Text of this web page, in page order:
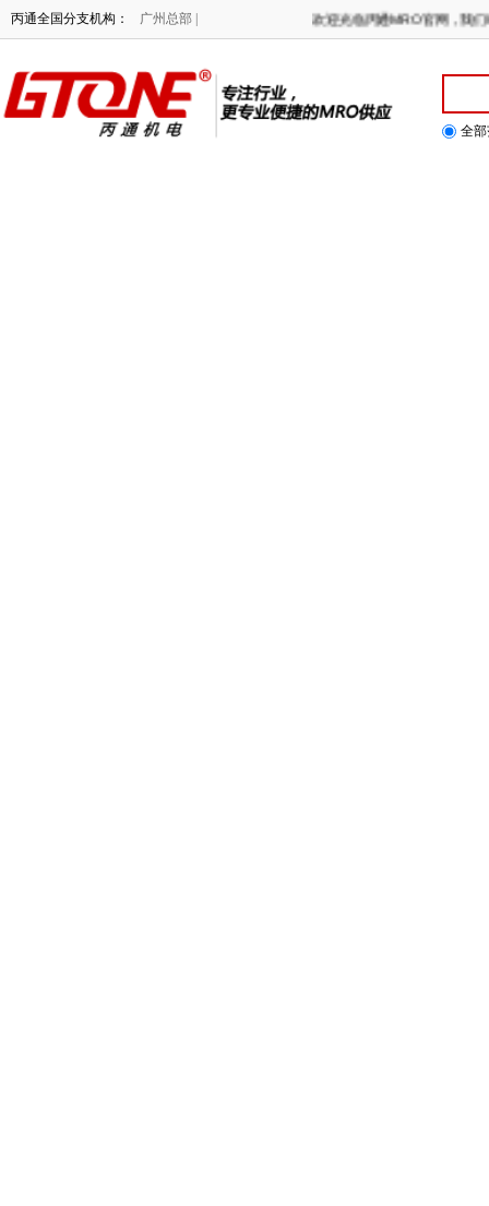
丙通全国分支机构： 广州总部 | 欢迎光临丙通MRO官网，
全